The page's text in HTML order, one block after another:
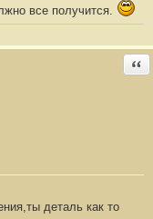
все получится.
деталь как то